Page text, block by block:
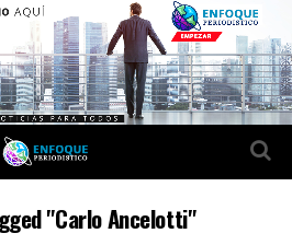
"Carlo Ancelotti"